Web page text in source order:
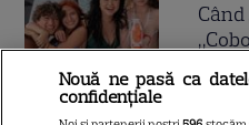
Nouă ne pasă ca
confidențiale